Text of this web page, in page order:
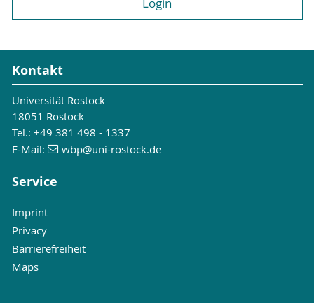
Kontakt
Universität Rostock
18051 Rostock
Tel.: +49 381 498 - 1337
E-Mail:
wbp@uni-rostock.de
Service
Imprint
Privacy
Barrierefreiheit
Maps